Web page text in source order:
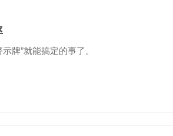
牌”就能搞定的事了。